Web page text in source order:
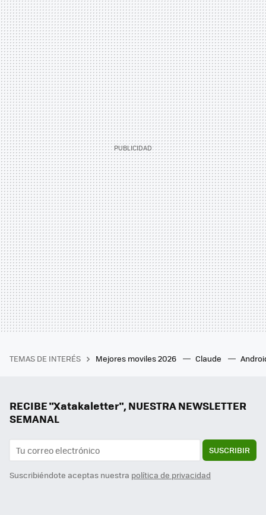
TEMAS DE INTERÉS Mejores moviles 2026 Claude
RECIBE "Xatakaletter", NUESTRA NEWSLETTER
SEMANAL
SUSCRIBIR
Suscribiéndote aceptas nuestra política de privacidad